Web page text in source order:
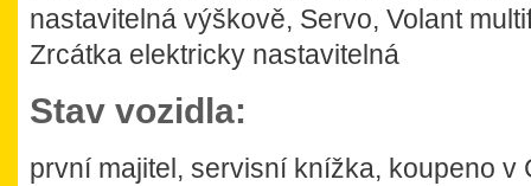
nastavitelná výškově, Servo, Volant
Zrcátka elektricky nastavitelná
Stav vozidla:
první majitel, servisní knížka, koupeno v